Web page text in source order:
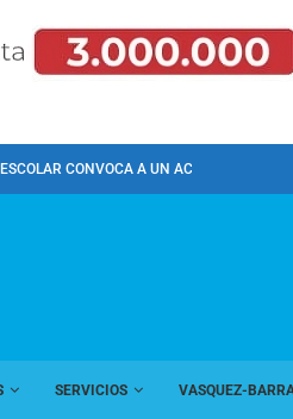
CONVOCA A UN ACTO PÚBLICO...
SERVICIOS VASQUEZ-